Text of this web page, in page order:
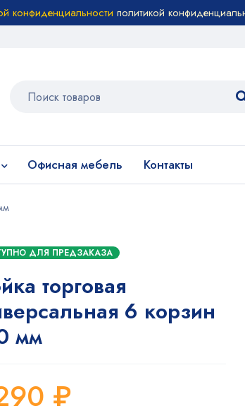
конфиденциальности политикой
Офисная мебель Контакты
ДЛЯ ПРЕДЗАКАЗА
торговая
6 корзин
мм
₽